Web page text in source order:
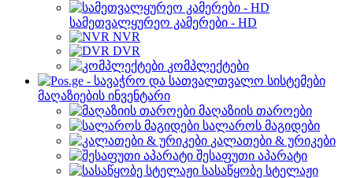
სამეთვალყურეო კამერები - HD
NVR
DVR
კომპლექტები
მაღაზიების ინვენტარი
მაღაზიის თაროები
სალაროს მაგიდები
კალათები & ურიკები
შესაფუთი აპარატი
სასაწყობე სტელაჟი